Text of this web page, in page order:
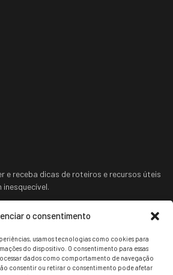
o consentimento
usamos tecnologias como cookies para
do dispositivo. O consentimento para essas
dados como comportamento de navegação
consentir ou retirar o consentimento pode afetar
e receba dicas de roteiros e recursos úteis